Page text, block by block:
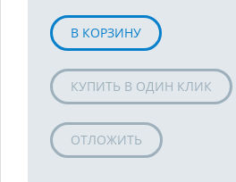
В КОРЗИНУ
КУПИТЬ В ОДИН КЛИК
ОТЛОЖИТЬ